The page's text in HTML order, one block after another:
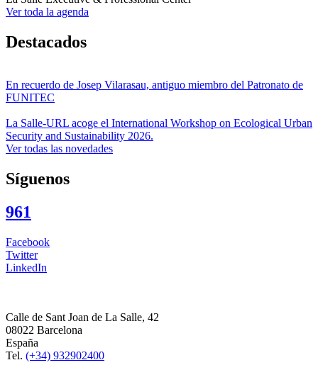
Ver toda la agenda
Destacados
En recuerdo de Josep Vilarasau, antiguo miembro del Patronato de
FUNITEC
La Salle-URL acoge el International Workshop on Ecological Urban
Security and Sustainability 2026.
Ver todas las novedades
Síguenos
961
Facebook
Twitter
LinkedIn
Calle de Sant Joan de La Salle, 42
08022 Barcelona
España
Tel. (+34) 932902400